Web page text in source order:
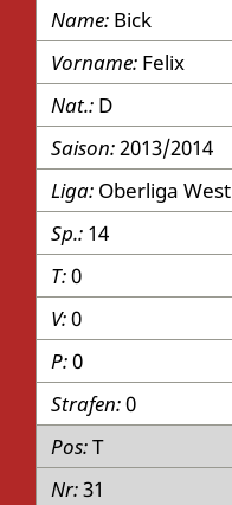
Bick
Felix
D
2013/2014
Oberliga West
14
0
0
0
0
T
31